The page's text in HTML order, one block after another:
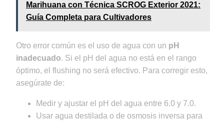
Marihuana con Técnica SCROG Exterior 2021:
Guía Completa para Cultivadores
Otro error común es el uso de agua con un pH
inadecuado. Si el pH del agua no está en el rango
óptimo, el flushing no será efectivo. Para corregir esto,
asegúrate de:
Medir y ajustar el pH del agua entre 6.0 y 7.0.
Usar agua destilada o de osmosis inversa para